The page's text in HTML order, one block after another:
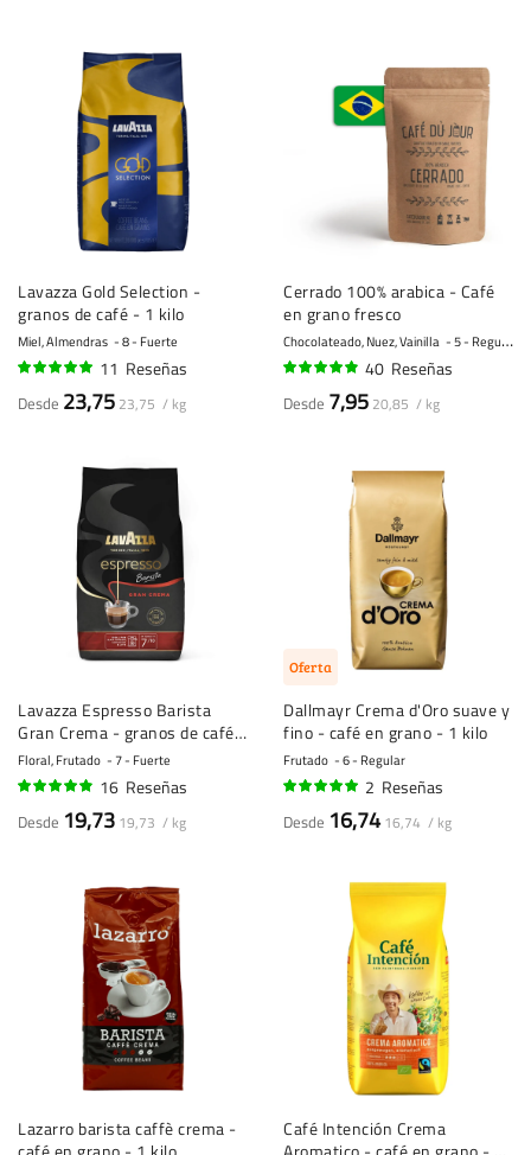
Lavazza Gold Selection -
granos de café - 1 kilo
Miel, Almendras 8 - Fuerte
11 Reseñas
Desde 23,75 23,75 / kg
Cerrado 100% arabica - Café
en grano fresco
Chocolateado, Nuez, Vainilla 5 - Regular
40 Reseñas
Desde 7,95 20,85 / kg
Lavazza Espresso Barista
Gran Crema - granos de café -
1 kilo
Floral, Frutado 7 - Fuerte
16 Reseñas
Desde 19,73 19,73 / kg
Oferta
Dallmayr Crema d'Oro suave y
fino - café en grano - 1 kilo
Frutado 6 - Regular
2 Reseñas
Desde 16,74 16,74 / kg
Lazarro barista caffè crema -
Café Intención Crema